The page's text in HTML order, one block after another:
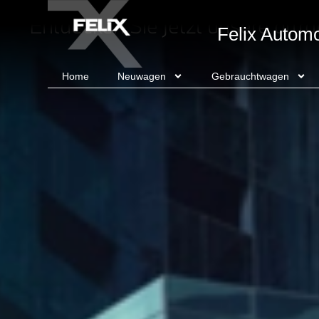
Felix
Home Neuwagen Gebrauchtwagen
Entdecken Sie jetzt unsere